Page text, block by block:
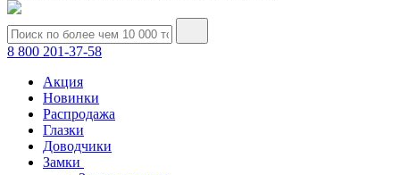
8 800 201-37-58
Акция
Новинки
Распродажа
Глазки
Доводчики
Замки